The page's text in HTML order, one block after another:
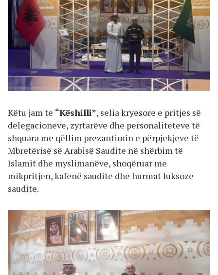
Këtu jam te “Këshilli”, selia kryesore e pritjes së
delegacioneve, zyrtarëve dhe personaliteteve të
shquara me qëllim prezantimin e përpjekjeve të
Mbretërisë së Arabisë Saudite në shërbim të
Islamit dhe myslimanëve, shoqëruar me
mikpritjen, kafenë saudite dhe hurmat luksoze
saudite.